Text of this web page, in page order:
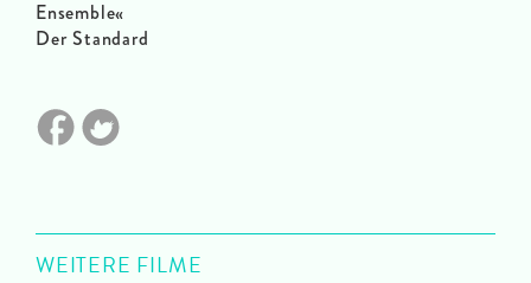
Ensemble«
Der Standard
WEITERE FILME